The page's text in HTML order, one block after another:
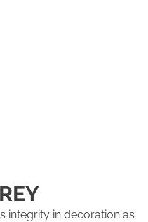
integrity in decoration as